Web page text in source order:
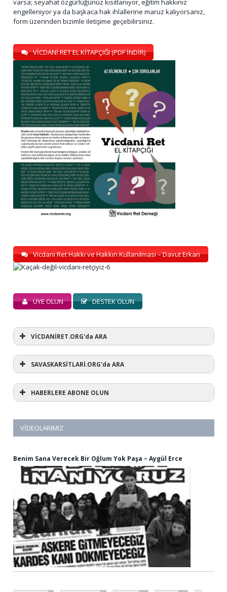
varsa; seyahat özgürlüğünüz kısıtlanıyor, eğitim hakkınız
engelleniyor ya da başkaca hak ihlallerine maruz kalıyorsanız,
form üzerinden bizimle iletişime geçebilirsiniz.
VİCDANİ RET EL KİTAPÇIĞI (PDF İNDİR)
Vicdani Ret Hakkı ve Hakkın Kullanılması – Davut Erkan
ÜYE OLUN DESTEK OLUN
VİCDANİRET.ORG'da ARA
SAVASKARSİTLARİ.ORG'da ARA
HABERLERE ABONE OLUN
VIDEOLARIMIZ
Benim Sana Verecek Bir Oğlum Yok Paşa – Aygül Erce